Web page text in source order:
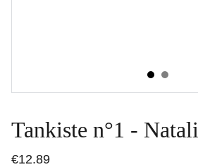
Tankiste n°1 -
€12.89